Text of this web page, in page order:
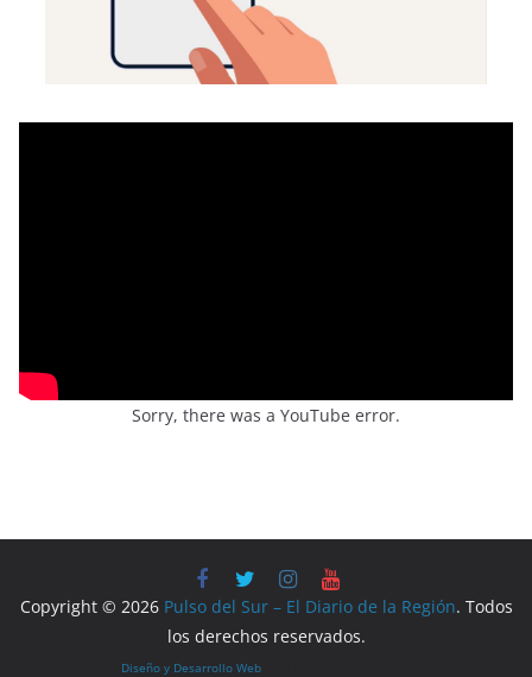
Sorry, there was a YouTube error.
Copyright © 2026 Pulso del Sur – El Diario de la Región. Todos
los derechos reservados.
Diseño y Desarrollo Web